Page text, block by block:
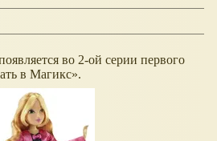
во 2-ой серии первого
в Магикс .